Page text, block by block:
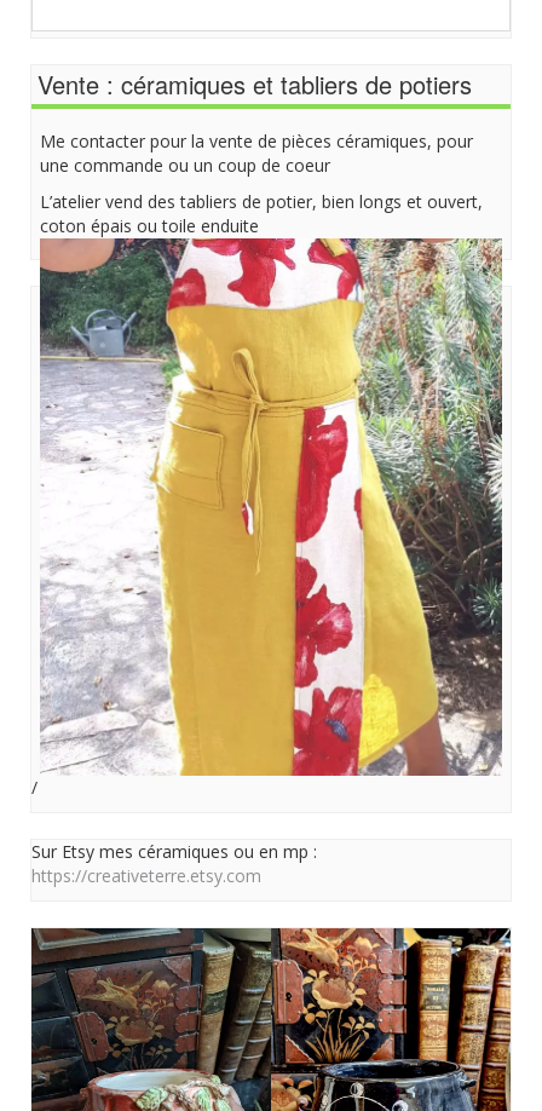
Vente : céramiques et tabliers de potiers
Me contacter pour la vente de pièces céramiques, pour
une commande ou un coup de coeur
L’atelier vend des tabliers de potier, bien longs et ouvert,
coton épais ou toile enduite
/
Sur Etsy mes céramiques ou en mp :
https://creativeterre.etsy.com